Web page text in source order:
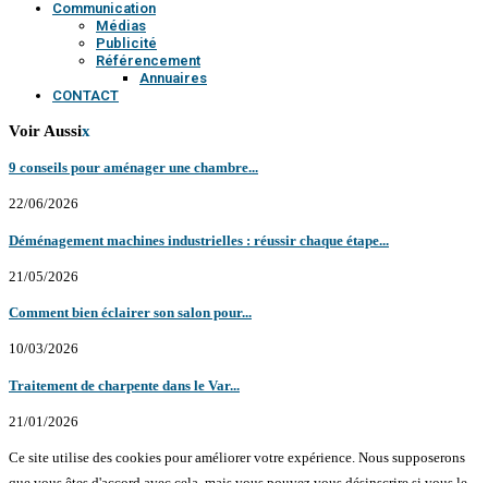
Communication
Médias
Publicité
Référencement
Annuaires
CONTACT
Voir Aussix
9 conseils pour aménager une chambre...
22/06/2026
Déménagement machines industrielles : réussir chaque étape...
21/05/2026
Comment bien éclairer son salon pour...
10/03/2026
Traitement de charpente dans le Var...
21/01/2026
Ce site utilise des cookies pour améliorer votre expérience. Nous supposerons